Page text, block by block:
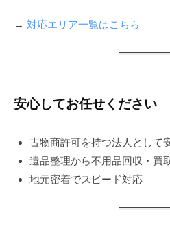
→ 対応エリア一覧はこちら
安心してお任せください
古物商許可を持つ法人として
遺品整理から不用品回収・買
地元密着でスピード対応